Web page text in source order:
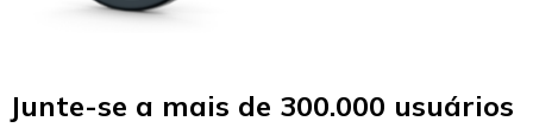
Junte-se a mais de 300.000 usuários